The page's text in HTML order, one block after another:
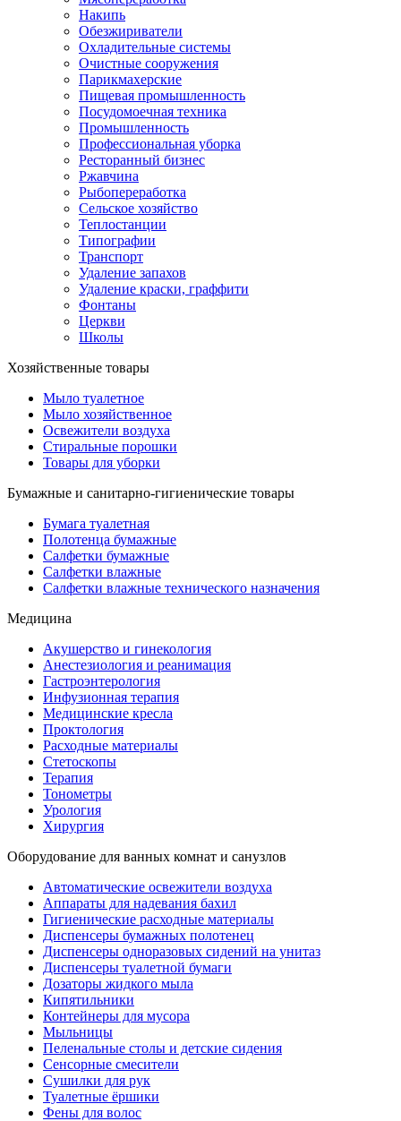
Накипь
Обезжириватели
Охладительные системы
Очистные сооружения
Парикмахерские
Пищевая промышленность
Посудомоечная техника
Промышленность
Профессиональная уборка
Ресторанный бизнес
Ржавчина
Рыбопереработка
Сельское хозяйство
Теплостанции
Типографии
Транспорт
Удаление запахов
Удаление краски, граффити
Фонтаны
Церкви
Школы
Хозяйственные товары
Мыло туалетное
Мыло хозяйственное
Освежители воздуха
Стиральные порошки
Товары для уборки
Бумажные и санитарно-гигиенические товары
Бумага туалетная
Полотенца бумажные
Салфетки бумажные
Салфетки влажные
Салфетки влажные технического назначения
Медицина
Акушерство и гинекология
Анестезиология и реанимация
Гастроэнтерология
Инфузионная терапия
Медицинские кресла
Проктология
Расходные материалы
Стетоскопы
Терапия
Тонометры
Урология
Хирургия
Оборудование для ванных комнат и санузлов
Автоматические освежители воздуха
Аппараты для надевания бахил
Гигиенические расходные материалы
Диспенсеры бумажных полотенец
Диспенсеры одноразовых сидений на унитаз
Диспенсеры туалетной бумаги
Дозаторы жидкого мыла
Кипятильники
Контейнеры для мусора
Мыльницы
Пеленальные столы и детские сидения
Сенсорные смесители
Сушилки для рук
Туалетные ёршики
Фены для волос